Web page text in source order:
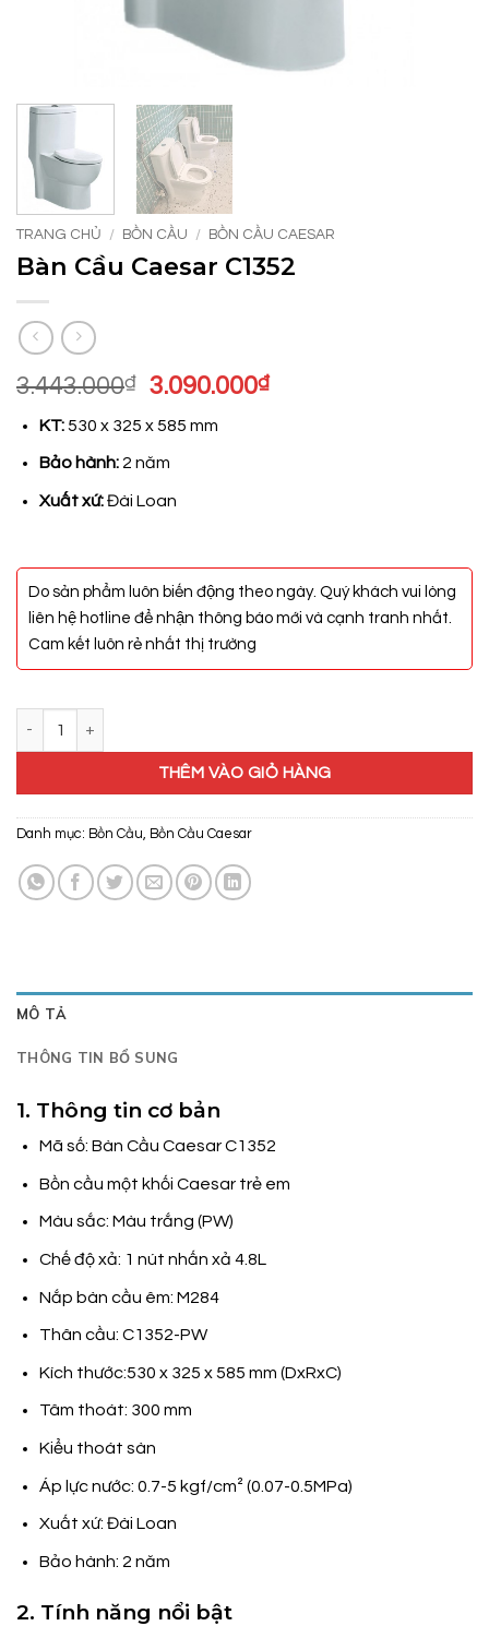
TRANG CHỦ / BỒN CẦU / BỒN CẦU CAESAR
Bàn Cầu Caesar C1352
3.443.000₫
Giá
là:
3.443.000₫.
3.090.000₫Giá
KT:530 x 325 x 585 mm
Bảo hành: 2 năm
Xuất xứ:Đài Loan
Do sản phẩm luôn biến động theo ngày. Quý khách vui lòng
liên hệ hotline để nhận thông báo mới và cạnh tranh nhất.
Cam kết luôn rẻ nhất thị trường
THÊM VÀO GIỎ HÀNG
Danh mục: Bồn Cầu, Bồn Cầu Caesar
MÔ TẢ
THÔNG TIN BỔ SUNG
1. Thông tin cơ bản
Mã số: Bàn Cầu Caesar C1352
Bồn cầu một khối Caesar trẻ em
Màu sắc: Màu trắng (PW)
Chế độ xả: 1 nút nhấn xả 4.8L
Nắp bàn cầu êm: M284
Thân cầu: C1352-PW
Kích thước:530 x 325 x 585 mm (DxRxC)
Tâm thoát: 300 mm
Kiểu thoát sàn
Áp lực nước: 0.7-5 kgf/cm² (0.07-0.5MPa)
Xuất xứ: Đài Loan
Bảo hành: 2 năm
2. Tính năng nổi bật